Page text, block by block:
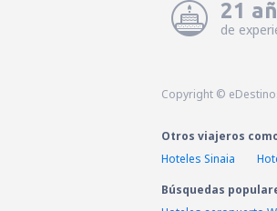
21
de
Copyright ©
Otros viajeros
Hoteles Sinaia
Búsquedas